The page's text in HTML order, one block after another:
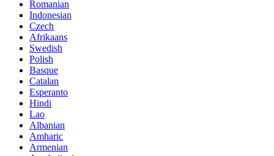
Romanian
Indonesian
Czech
Afrikaans
Swedish
Polish
Basque
Catalan
Esperanto
Hindi
Lao
Albanian
Amharic
Armenian